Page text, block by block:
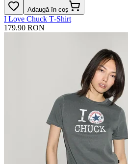
Adaugă în coș
I Love Chuck T‑Shirt
179.90 RON